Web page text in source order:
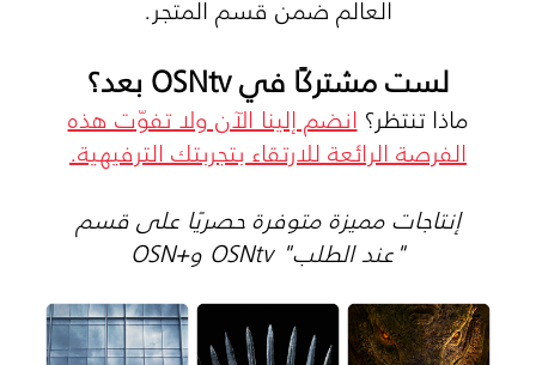
العالم ضمن قسم المتجر.
لست مشتركًا في OSNtv بعد؟
ماذا تنتظر؟انضم إلينا الآن ولا تفوّت هذه
الفرصة الرائعة للارتقاء بتجربتك الترفيهية.
إنتاجات مميزة متوفرة حصريًا على قسم
"عند الطلب" OSNtv و+OSN